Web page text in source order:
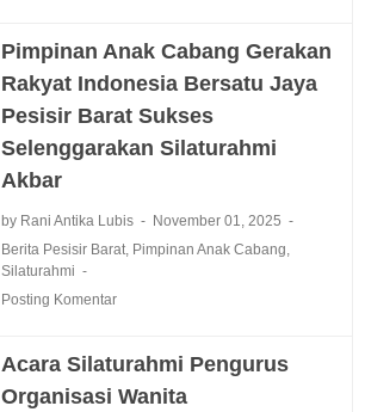
Pimpinan Anak Cabang Gerakan
Rakyat Indonesia Bersatu Jaya
Pesisir Barat Sukses
Selenggarakan Silaturahmi
Akbar
by Rani Antika Lubis
November 01, 2025
Berita Pesisir Barat, Pimpinan Anak Cabang
Silaturahmi
Posting Komentar
Acara Silaturahmi Pengurus
Organisasi Wanita